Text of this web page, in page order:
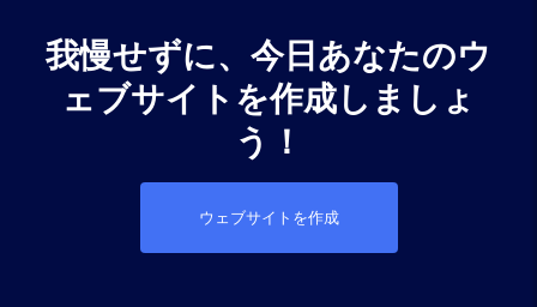
我慢せずに、今日あなたのウ
ェブサイトを作成しましょ
う！
ウェブサイトを作成